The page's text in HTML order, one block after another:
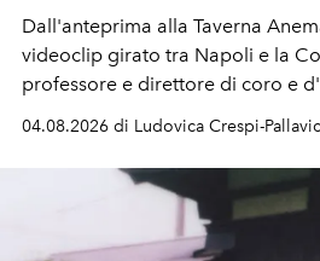
Dall'anteprima alla Taverna
videoclip girato tra Napoli e la
professore e direttore di coro e
alla violenza con un messaggio
04.08.2026 di Ludovica Crespi-